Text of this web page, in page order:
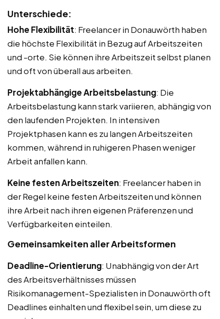
Unterschiede:
Hohe Flexibilität: Freelancer in Donauwörth haben
die höchste Flexibilität in Bezug auf Arbeitszeiten
und -orte. Sie können ihre Arbeitszeit selbst planen
und oft von überall aus arbeiten.
Projektabhängige Arbeitsbelastung: Die
Arbeitsbelastung kann stark variieren, abhängig von
den laufenden Projekten. In intensiven
Projektphasen kann es zu langen Arbeitszeiten
kommen, während in ruhigeren Phasen weniger
Arbeit anfallen kann.
Keine festen Arbeitszeiten: Freelancer haben in
der Regel keine festen Arbeitszeiten und können
ihre Arbeit nach ihren eigenen Präferenzen und
Verfügbarkeiten einteilen.
Gemeinsamkeiten aller Arbeitsformen
Deadline-Orientierung: Unabhängig von der Art
des Arbeitsverhältnisses müssen
Risikomanagement-Spezialisten in Donauwörth oft
Deadlines einhalten und flexibel sein, um diese zu